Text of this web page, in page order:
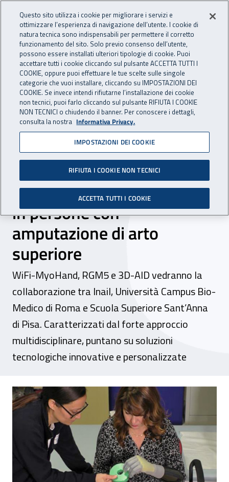
INAIL - Istituto Nazionale
Apri cerca
Navigazione principale
Navigazione - Ti trovi in:
Home Inail comunica News
12 gennaio 2021
Robotica per la salute, al via
tre progetti per il recupero
delle funzionalità motorie
in persone con
amputazione di arto
superiore
WiFi-MyoHand, RGM5 e 3D-AID vedranno la
collaborazione tra Inail, Università Campus Bio-
Medico di Roma e Scuola Superiore Sant’Anna
di Pisa. Caratterizzati dal forte approccio
multidisciplinare, puntano su soluzioni
tecnologiche innovative e personalizzate
Robotica per la salute, al via tre
Questo sito utilizza i cookie per migliorare i servizi e
ottimizzare l’esperienza di navigazione dell’utente. I cookie di
natura tecnica sono indispensabili per permettere il corretto
funzionamento del sito. Solo previo consenso dell’utente,
possono essere installati ulteriori tipologie di cookie. Puoi
accettare tutti i cookie cliccando sul pulsante ACCETTA TUTTI I
COOKIE, oppure puoi effettuare le tue scelte sulle singole
categorie che vuoi installare, cliccando su IMPOSTAZIONI DEI
COOKIE. Se invece intendi rifiutarne l’installazione dei cookie
non tecnici, puoi farlo cliccando sul pulsante RIFIUTA I COOKIE
NON TECNICI o chiudendo il banner. Per conoscere i dettagli,
consulta la nostra Informativa Privacy.
IMPOSTAZIONI DEI COOKIE
RIFIUTA I COOKIE NON TECNICI
ACCETTA TUTTI I COOKIE